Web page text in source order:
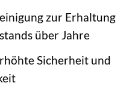
zur Erhaltung
über Jahre
Sicherheit und